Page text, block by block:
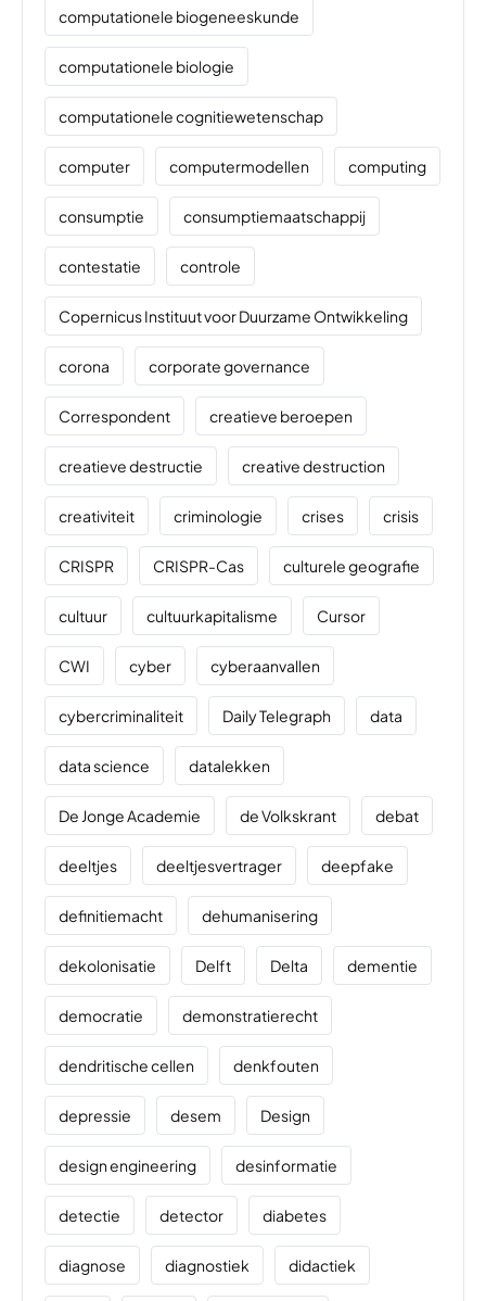
computationele biogeneeskunde
computationele biologie
computationele cognitiewetenschap
computer computermodellen computing
consumptie consumptiemaatschappij
contestatie controle
Copernicus Instituut voor Duurzame Ontwikkeling
corona corporate governance
Correspondent creatieve beroepen
creatieve destructie creative destruction
creativiteit criminologie crises crisis
CRISPR CRISPR-Cas culturele geografie
cultuur cultuurkapitalisme Cursor
CWI cyber cyberaanvallen
cybercriminaliteit Daily Telegraph data
data science datalekken
De Jonge Academie de Volkskrant debat
deeltjes deeltjesvertrager deepfake
definitiemacht dehumanisering
dekolonisatie Delft Delta dementie
democratie demonstratierecht
dendritische cellen denkfouten
depressie desem Design
design engineering desinformatie
detectie detector diabetes
diagnose diagnostiek didactiek